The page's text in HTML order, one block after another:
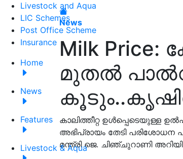
Livestock and Aqua
LIC Schemes
Post Office Scheme
Insurance
Home
News
Features
Livestock & Aqua
News
Milk
മുതൽ
കാലിത്തീറ്റ ഉൾപ്പെടെയുള്ള
അഭിപ്രായം തേടി പരിശോധന
മന്ത്രി ജെ. ചിഞ്ചുറാണി